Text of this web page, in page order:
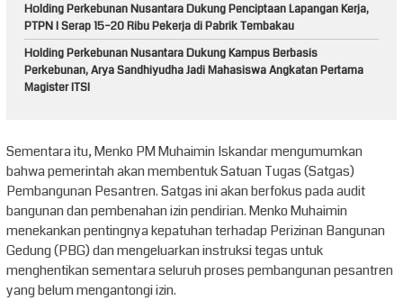
Holding Perkebunan Nusantara Dukung Penciptaan Lapangan Kerja,
PTPN I Serap 15–20 Ribu Pekerja di Pabrik Tembakau
Holding Perkebunan Nusantara Dukung Kampus Berbasis
Perkebunan, Arya Sandhiyudha Jadi Mahasiswa Angkatan Pertama
Magister ITSI
Sementara itu, Menko PM Muhaimin Iskandar mengumumkan
bahwa pemerintah akan membentuk Satuan Tugas (Satgas)
Pembangunan Pesantren. Satgas ini akan berfokus pada audit
bangunan dan pembenahan izin pendirian. Menko Muhaimin
menekankan pentingnya kepatuhan terhadap Perizinan Bangunan
Gedung (PBG) dan mengeluarkan instruksi tegas untuk
menghentikan sementara seluruh proses pembangunan pesantren
yang belum mengantongi izin.